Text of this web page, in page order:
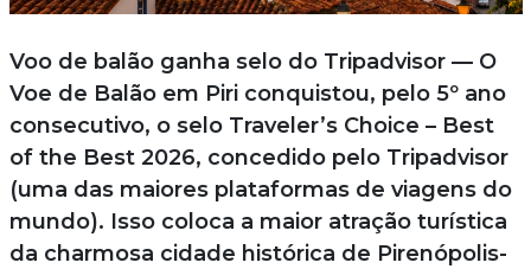
Voo de balão ganha selo do Tripadvisor — O
Voe de Balão em Piri conquistou, pelo 5º ano
consecutivo, o selo Traveler’s Choice – Best
of the Best 2026, concedido pelo Tripadvisor
(uma das maiores plataformas de viagens do
mundo). Isso coloca a maior atração turística
da charmosa cidade histórica de Pirenópolis-